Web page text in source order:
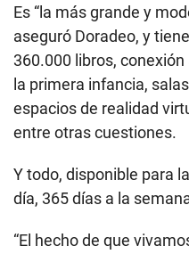
Es “la más grande y
aseguró Doradeo, y
360.000 libros,
la primera infancia,
espacios de realidad
entre otras cuestiones.
Y todo, disponible para
día, 365 días a la
“El hecho de que